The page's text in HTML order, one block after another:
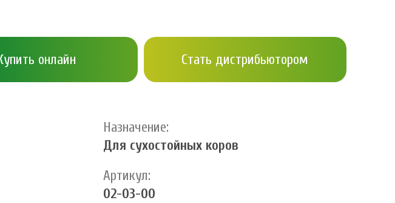
онлайн Стать дистрибьютором
Назначение:
Для сухостойных коров
Артикул:
02-03-00